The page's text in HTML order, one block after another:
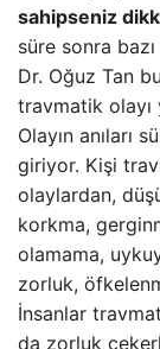
sahipseniz
süre sonra
Dr. Oğuz Tan
travmatik olayı
Olayın anıları
giriyor. Kişi
olaylardan,
korkma,
olamama,
zorluk,
İnsanlar
da zorluk